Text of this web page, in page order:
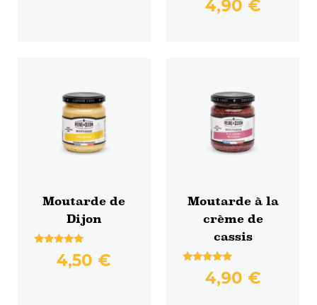
4,90 €
Moutarde de
Dijon
4,50 €
Moutarde à la
crème de
cassis
4,90 €